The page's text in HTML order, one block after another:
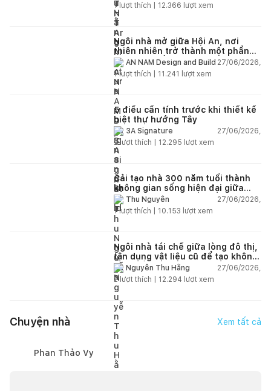
1lượt thích | 12.366 lượt xem
Ngôi nhà mở giữa Hội An, nơi
thiên nhiên trở thành một phần
của cuộc sống
AN NAM Design and Build 27/06/2026,
1lượt thích | 11.241 lượt xem
5 điều cần tính trước khi thiết kế
biệt thự hướng Tây
3A Signature
27/06/2026,
2lượt thích | 12.295 lượt xem
Cải tạo nhà 300 năm tuổi thành
không gian sống hiện đại giữa
thiên nhiên
Thu Nguyễn
27/06/2026,
1lượt thích | 10.153 lượt xem
Ngôi nhà tái chế giữa lòng đô thị,
tận dụng vật liệu cũ để tạo không
gian sống linh hoạt
Nguyễn Thu Hằng
27/06/2026,
2lượt thích | 12.294 lượt xem
Chuyện nhà Xem tất cả
Phan Thảo Vy